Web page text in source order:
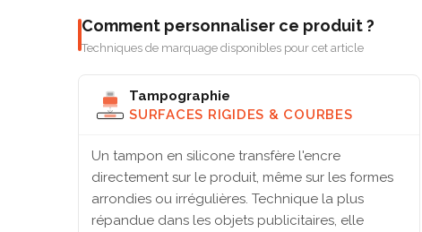
Comment personnaliser ce produit ?
Techniques de marquage disponibles pour cet article
Tampographie
SURFACES RIGIDES & COURBES
Un tampon en silicone transfère l'encre
directement sur le produit, même sur les formes
arrondies ou irrégulières. Technique la plus
répandue dans les objets publicitaires, elle